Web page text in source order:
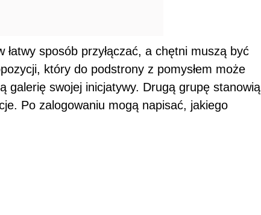
sposób przyłączać, a chętni muszą być
który do podstrony z pomysłem może
galerię swojej inicjatywy. Drugą grupę stanowią
Po zalogowaniu mogą napisać, jakiego